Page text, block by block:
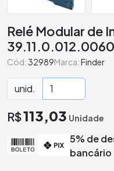
Relé Modular de
39.11.0.012.0060
Cód:32989Marca:Finder
unid.
R$113,03 Unidade
5% de
bancário